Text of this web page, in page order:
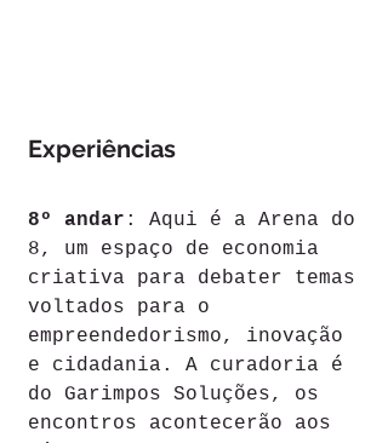
Experiências
8º andar : Aqui é a Arena do
8, um espaço de economia
criativa para debater temas
voltados para o
empreendedorismo, inovação
e cidadania. A curadoria é
do Garimpos Soluções, os
encontros acontecerão aos